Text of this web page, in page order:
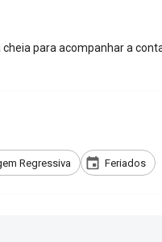
para acompanhar a
Regressiva Feriados